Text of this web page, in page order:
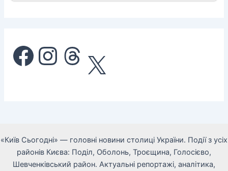
Facebook Instagram Threads X
«Київ Сьогодні» — головні новини столиці України. Події з усіх
районів Києва: Поділ, Оболонь, Троєщина, Голосієво,
Шевченківський район. Актуальні репортажі, аналітика,